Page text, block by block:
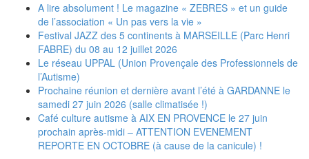
A lire absolument ! Le magazine « ZEBRES » et un guide
de l’association « Un pas vers la vie »
Festival JAZZ des 5 continents à MARSEILLE (Parc Henri
FABRE) du 08 au 12 juillet 2026
Le réseau UPPAL (Union Provençale des Professionnels de
l’Autisme)
Prochaine réunion et dernière avant l’été à GARDANNE le
samedi 27 juin 2026 (salle climatisée !)
Café culture autisme à AIX EN PROVENCE le 27 juin
prochain après-midi – ATTENTION EVENEMENT
REPORTE EN OCTOBRE (à cause de la canicule) !